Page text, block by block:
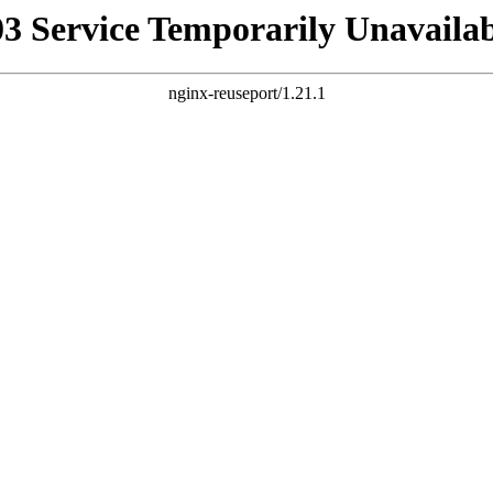
Service Temporarily
nginx-reuseport/1.21.1